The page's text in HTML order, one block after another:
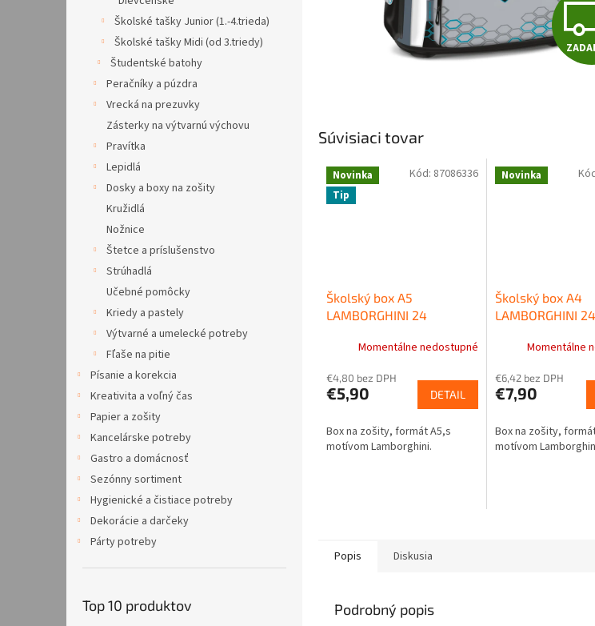
Školské tašky Junior (1.-4.trieda)
Školské tašky Midi (od 3.triedy)
Študentské batohy
Peračníky a púzdra
Vrecká na prezuvky
Zásterky na výtvarnú výchovu
Pravítka
Lepidlá
Dosky a boxy na zošity
Kružidlá
Nožnice
Štetce a príslušenstvo
Strúhadlá
Učebné pomôcky
Kriedy a pastely
Výtvarné a umelecké potreby
Fľaše na pitie
Písanie a korekcia
Kreativita a voľný čas
Papier a zošity
Kancelárske potreby
Gastro a domácnosť
Sezónny sortiment
Hygienické a čistiace potreby
Dekorácie a darčeky
Párty potreby
Top 10 produktov
Súvisiaci tovar
Novinka
Tip
Školský box A5
LAMBORGHINI 24
Momentálne nedostupné
€4,80 bez DPH
€5,90 DETAIL
Box na zošity, formát A5,s
motívom Lamborghini.
Kód: 87086336 Novinka
Školský box A4
LAMBORGHINI 24
Momentálne
€6,42 bez DPH
€7,90
Box na zošity,
motívom
Popis Diskusia
Podrobný popis